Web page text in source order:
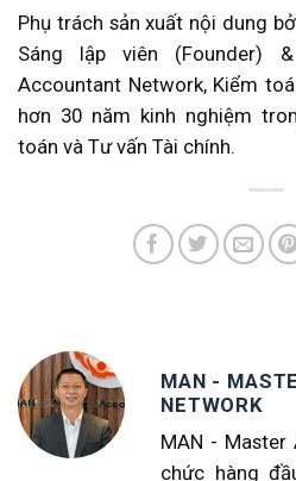
Phụ trách sản xuất nội dung
Sáng lập viên (Founder)
Accountant Network, Kiểm
hơn 30 năm kinh nghiệm
toán và Tư vấn Tài chính.
MAN -
NETWORK
MAN - Master
chức hàng